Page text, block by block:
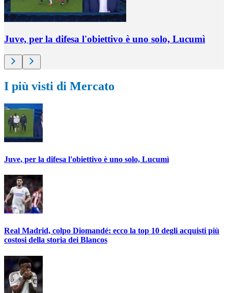
Juve, per la difesa l'obiettivo è uno solo, Lucumì
I più visti di Mercato
Juve, per la difesa l'obiettivo è uno solo, Lucumì
Real Madrid, colpo Diomandé: ecco la top 10 degli acquisti più
costosi della storia dei Blancos